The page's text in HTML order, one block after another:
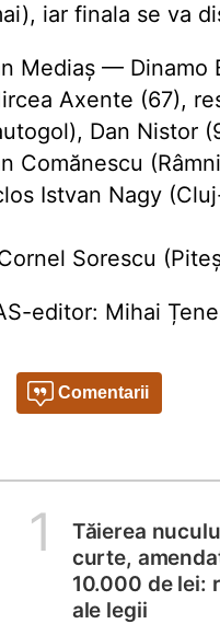
iar finala se va
Mediaș —
Axente (67),
Dan Nistor
Comănescu
Istvan Nagy
Sorescu
editor: Mihai
Comentarii
1
Tăierea
curte,
10.000 de lei:
ale legii